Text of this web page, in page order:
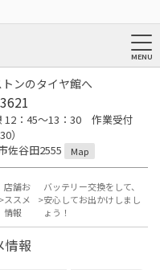
ンのタイヤ館へ
12：45～13：30 作業受付
）
佐谷田2555
Map
店舗お
ススメ
情報
バッテリー交換をして、
安心してお出かけしまし
ょう！
情報